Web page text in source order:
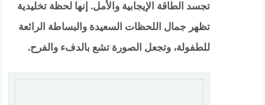
تجسد الطاقة الإيجابية والأمل. إنها لحظة تخليدية
تظهر جمال اللحظات السعيدة والبساطة الرائعة
للطفولة، وتجعل الصورة تشع بالدفء والفرح.